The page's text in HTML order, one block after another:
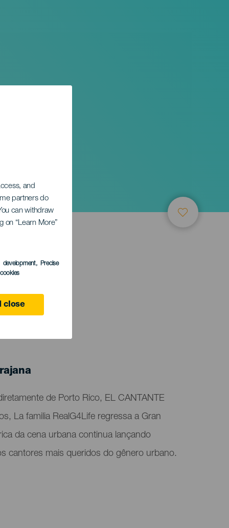
and
partners do
can withdraw
on “Learn More”
development, Precise
close
de Porto Rico, EL CANTANTE
La familia RealG4Life regressa a Gran
da cena urbana continua lançando
cantores mais queridos do gênero urbano.